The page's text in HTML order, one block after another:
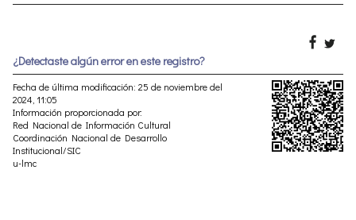
¿Detectaste algún error en este registro?
Fecha de última modificación: 25 de noviembre del
2024, 11:05
Información proporcionada por:
Red Nacional de Información Cultural
Coordinación Nacional de Desarrollo
Institucional/SIC
u-lmc